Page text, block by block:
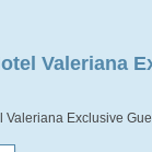
Valeriana
Valeriana Exclusive